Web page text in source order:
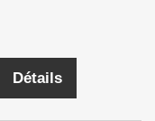
Détails